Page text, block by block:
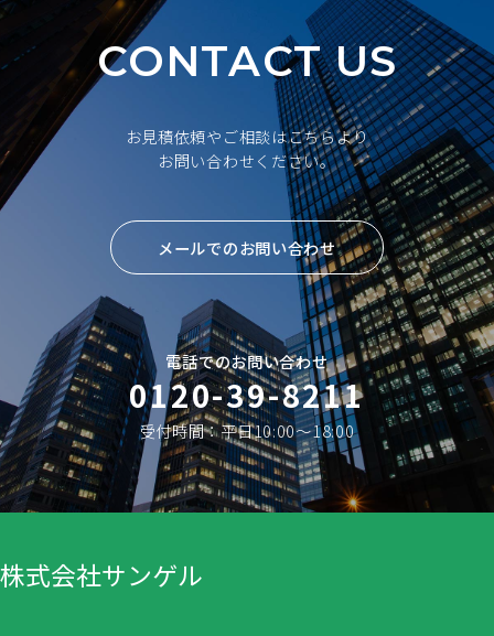
CONTACT US
お見積依頼やご相談はこちらより
お問い合わせください。
メールでのお問い合わせ
電話でのお問い合わせ
0120-39-8211
受付時間：平日10:00〜18:00
株式会社サンゲル